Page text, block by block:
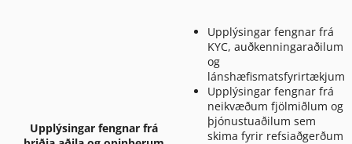
Upplýsingar fengnar frá
Upplýsingar fengnar frá
KYC, auðkenningaraðilum
og
lánshæfismatsfyrirtækjum
Upplýsingar fengnar frá
neikvæðum fjölmiðlum og
þjónustuaðilum sem
skima fyrir refsiaðgerðum